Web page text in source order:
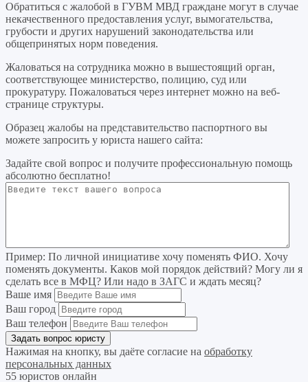
Обратиться с жалобой в ГУВМ МВД граждане могут в случае
некачественного предоставления услуг, вымогательства,
грубости и других нарушений законодательства или
общепринятых норм поведения.
Жаловаться на сотрудника можно в вышестоящий орган,
соответствующее министерство, полицию, суд или
прокуратуру. Пожаловаться через интернет можно на веб-
странице структуры.
Образец жалобы на представительство паспортного вы
можете запросить у юриста нашего сайта:
Задайте свой вопрос и получите профессиональную помощь
абсолютно бесплатно!
Пример: По личной инициативе хочу поменять ФИО. Хочу
поменять документы. Каков мой порядок действий? Могу ли я
сделать все в МФЦ? Или надо в ЗАГС и ждать месяц?
Ваше имя
Ваш город
Ваш телефон
Нажимая на кнопку, вы даёте согласие на обработку
персональных данных
55 юристов онлайн